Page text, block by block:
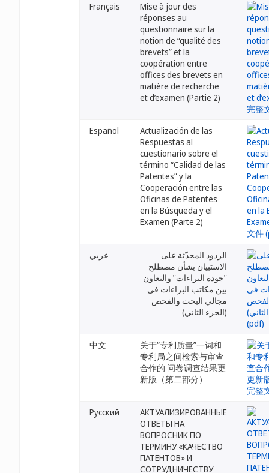
Français
Mise à jour des
réponses au
questionnaire sur la
notion de “qualité des
brevets” et la
coopération entre
offices des brevets en
matière de recherche
et d’examen (Partie 2)
Español
Actualización de las
Respuestas al
cuestionario sobre el
término “Calidad de las
Patentes” y la
Cooperación entre las
Oficinas de Patentes
en la Búsqueda y el
Examen (Parte 2)
عربي
الردود المحدّثة على
الاستبيان بشأن مصطلح
"جودة البراءات" والتعاون
بين مكاتب البراءات في
مجالي البحث والفحص
(الجزء الثاني)
中文
关于“专利质量”一词和
专利局之间检索与审查
合作的 问卷调查结果更
新版（第二部分）
Русский
АКТУАЛИЗИРОВАННЫЕ
ОТВЕТЫ НА
ВОПРОСНИК ПО
ТЕРМИНУ «КАЧЕСТВО
ПАТЕНТОВ» И
СОТРУДНИЧЕСТВУ